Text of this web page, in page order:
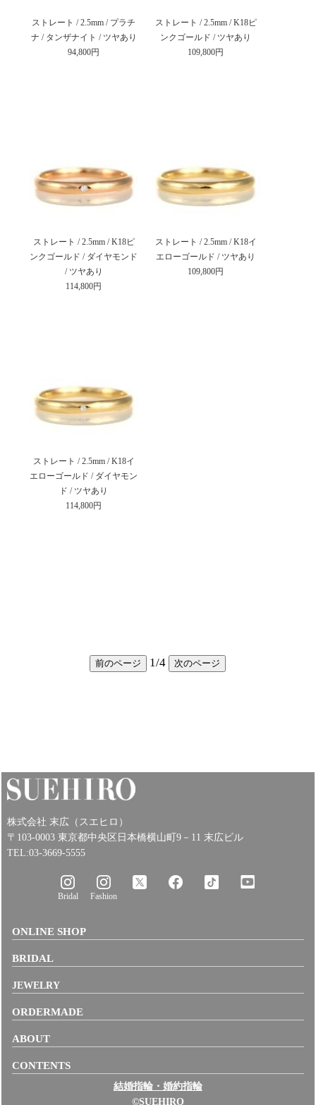
ストレート / 2.5mm / プラチ
ナ / タンザナイト / ツヤあり
94,800円
ストレート / 2.5mm / K18ピ
ンクゴールド / ツヤあり
109,800円
ストレート / 2.5mm / K18ピ
ンクゴールド / ダイヤモンド
/ ツヤあり
114,800円
ストレート / 2.5mm / K18イ
エローゴールド / ツヤあり
109,800円
ストレート / 2.5mm / K18イ
エローゴールド / ダイヤモン
ド / ツヤあり
114,800円
前のページ 1/4 次のページ
株式会社 末広（スエヒロ）
〒103-0003 東京都中央区日本橋横山町9－11 末広ビル
TEL:03-3669-5555
Bridal Fashion
ONLINE SHOP
BRIDAL
JEWELRY
ORDERMADE
ABOUT
CONTENTS
結婚指輪・婚約指輪
©SUEHIRO